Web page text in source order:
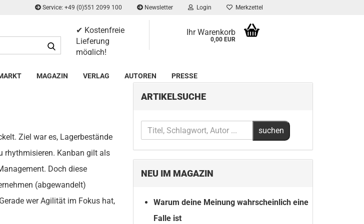
Service: +49 (0)551 2099 100 Newsletter Login Merkzettel
Suche...
✔ Kostenfreie
Lieferung
möglich!
Rückgaberecht
Ihr Warenkorb
0,00 EUR
MAGAZIN VERLAG AUTOREN PRESSE
Ziel war es, Lagerbestände
rhythmisieren. Kanban gilt als
Doch diese
(abgewandelt)
wer Agilität im Fokus hat,
ARTIKELSUCHE
NEU IM MAGAZIN
Warum deine Meinung wahrscheinlich eine
Falle ist